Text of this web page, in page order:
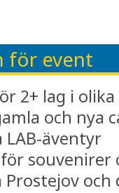
för event
2+ lag i
och nya
LAB-äventyr
souvenirer
och